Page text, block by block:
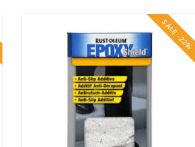
SALE -22%